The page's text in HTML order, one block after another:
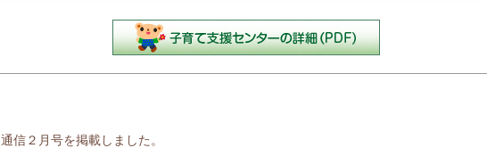
通信２月号を掲載しました。